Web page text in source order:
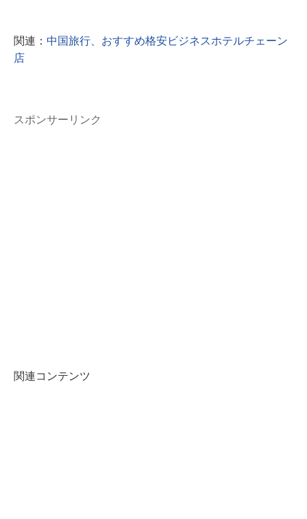
関連： 中国旅行、おすすめ格安ビジネスホテルチェーン
店
スポンサーリンク
関連コンテンツ